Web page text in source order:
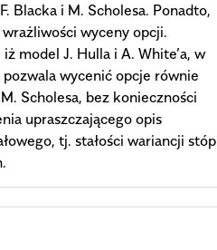
Blacka i M. Scholesa. Ponadto,
wyceny opcji.
model J. Hulla i A. White’a, w
wycenić opcje równie
Scholesa, bez konieczności
upraszczającego opis
tj. stałości wariancji stóp